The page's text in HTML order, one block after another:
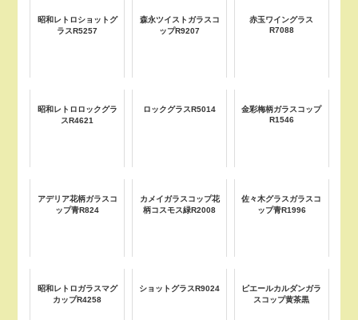
昭和レトロショットグ
ラスR5257
森永ツイストガラスコ
ップR9207
赤玉ワイングラス
R7088
昭和レトロロックグラ
スR4621
ロックグラスR5014
金彩梅柄ガラスコップ
R1546
アデリア花柄ガラスコ
ップ青R824
カメイガラスコップ花
柄コスモス緑R2008
佐々木グラスガラスコ
ップ青R1996
昭和レトロガラスマグ
カップR4258
ショットグラスR9024
ピエールカルダンガラ
スコップ黄茶黒